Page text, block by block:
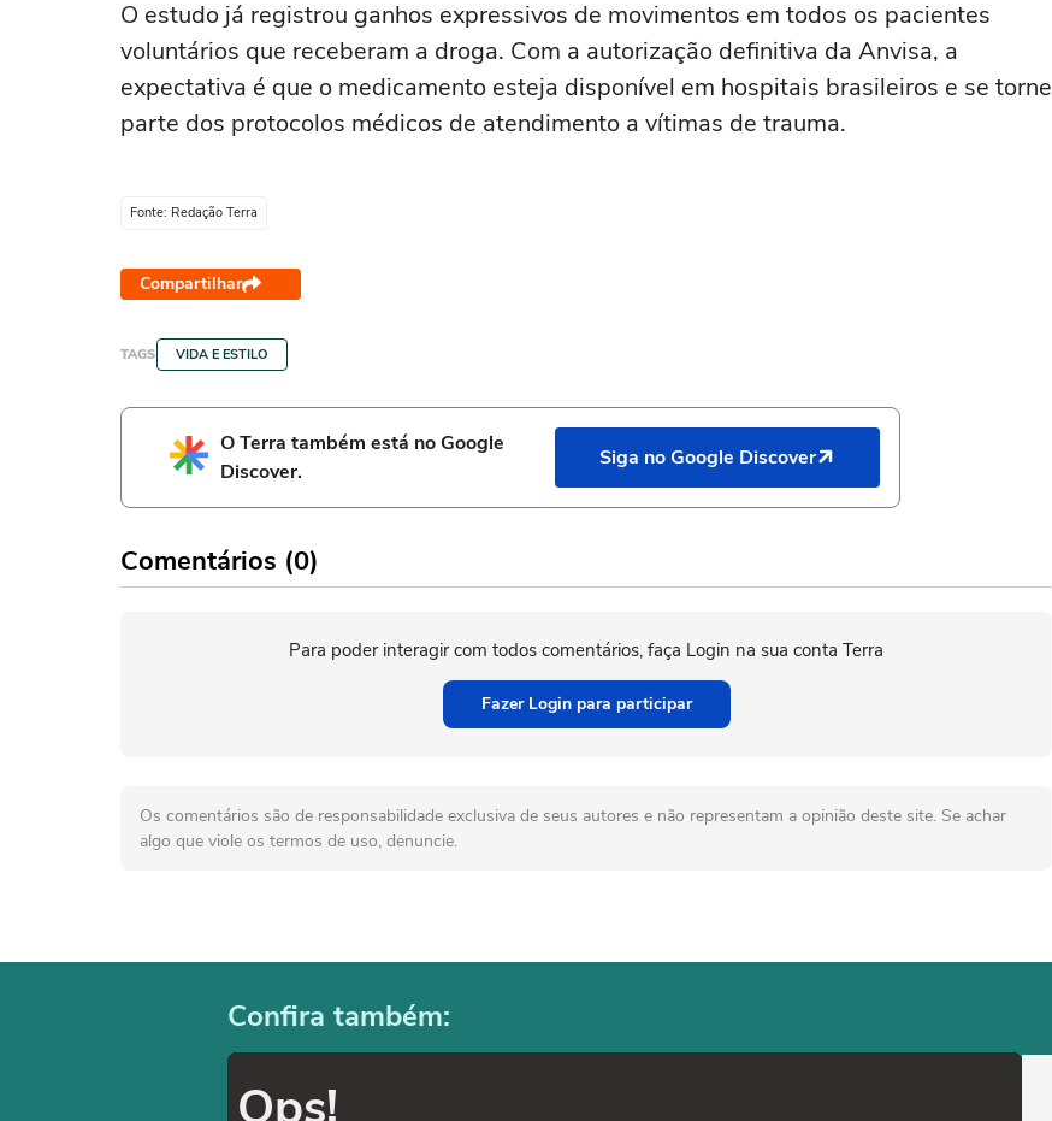
O estudo já registrou ganhos expressivos de movimentos em todos os pacientes
voluntários que receberam a droga. Com a autorização definitiva da Anvisa, a
expectativa é que o medicamento esteja disponível em hospitais brasileiros e se torne
parte dos protocolos médicos de atendimento a vítimas de trauma.
Fonte: Redação Terra
Compartilhar
TAGS VIDA E ESTILO
O Terra também está no Google
Discover.
Siga no Google Discover
Comentários (0)
Para poder interagir com todos comentários, faça Login na sua conta Terra
Fazer Login para participar
Os comentários são de responsabilidade exclusiva de seus autores e não representam a opinião deste site. Se achar
algo que viole os termos de uso, denuncie.
Confira também:
Ops!